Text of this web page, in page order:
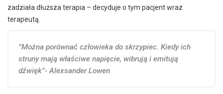
zadziała dłuższa terapia – decyduje o tym pacjent wraz
terapeutą.
”Można porównać człowieka do skrzypiec. Kiedy ich
struny mają właściwe napięcie, wibrują i emitują
dźwięk”- Alexsander Lowen